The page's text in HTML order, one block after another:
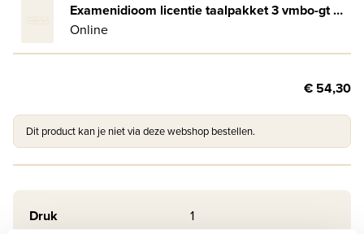
Examenidioom licentie taalpakket 3 vmbo-gt Engels
Online
€ 54,30
Dit product kan je niet via deze webshop bestellen.
Druk
1